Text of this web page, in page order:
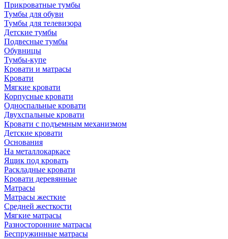
Прикроватные тумбы
Тумбы для обуви
Тумбы для телевизора
Детские тумбы
Подвесные тумбы
Обувницы
Тумбы-купе
Кровати и матрасы
Кровати
Мягкие кровати
Корпусные кровати
Односпальные кровати
Двухспальные кровати
Кровати с подъемным механизмом
Детские кровати
Основания
На металлокаркасе
Ящик под кровать
Раскладные кровати
Кровати деревянные
Матрасы
Матрасы жесткие
Средней жесткости
Мягкие матрасы
Разносторонние матрасы
Беспружинные матрасы